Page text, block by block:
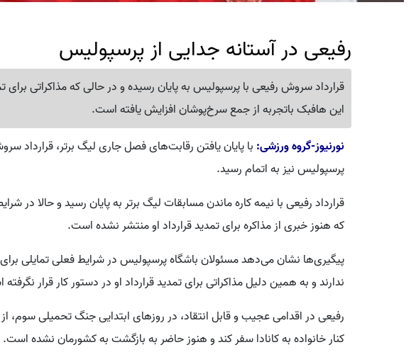
رفیعی در آستانه جدایی از پرسپولیس
قرارداد سروش رفیعی با پرسپولیس به پایان رسیده و در حالی که مذاکراتی
این هافبک باتجربه از جمع سرخ‌پوشان افزایش یافته است.
نورنیوز-گروه ورزشی: با پایان یافتن رقابت‌های فصل جاری لیگ برتر، قرارداد
پرسپولیس نیز به اتمام رسید.
قرارداد رفیعی با نیمه کاره ماندن مسابقات لیگ برتر به پایان رسید و حالا در
که هنوز خبری از مذاکره برای تمدید قرارداد او منتشر نشده است.
پیگیری‌ها نشان می‌دهد مسئولان باشگاه پرسپولیس در شرایط فعلی تمایلی برای
ندارند و به همین دلیل مذاکراتی برای تمدید قرارداد او در دستور کار قرار
رفیعی در اقدامی عجیب و قابل انتقاد، در روزهای ابتدایی جنگ تحمیلی سوم،
کنار خانواده به کانادا سفر کند و هنوز حاضر به بازگشت به کشورمان نشده است.